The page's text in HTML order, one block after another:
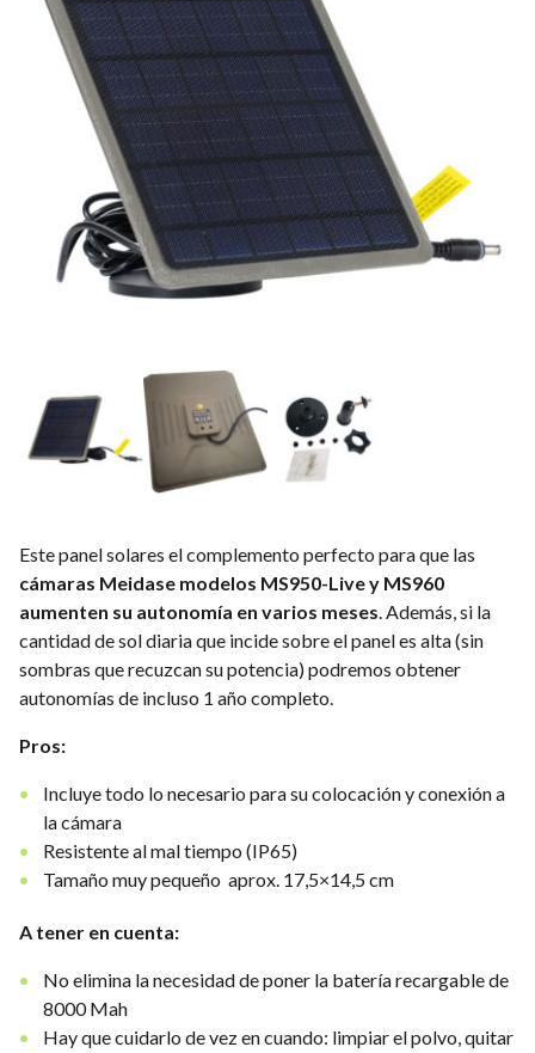
Este panel solares el complemento perfecto para que las
cámaras Meidase modelos MS950-Live y MS960
aumenten su autonomía en varios meses. Además, si la
cantidad de sol diaria que incide sobre el panel es alta (sin
sombras que recuzcan su potencia) podremos obtener
autonomías de incluso 1 año completo.
Pros:
Incluye todo lo necesario para su colocación y conexión a
la cámara
Resistente al mal tiempo (IP65)
Tamaño muy pequeño aprox. 17,5×14,5 cm
A tener en cuenta:
No elimina la necesidad de poner la batería recargable de
8000 Mah
Hay que cuidarlo de vez en cuando: limpiar el polvo, quitar